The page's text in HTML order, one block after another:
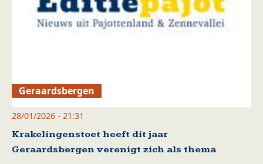
Geraardsbergen
28/01/2026 - 21:31
Krakelingenstoet heeft dit jaar
Geraardsbergen verenigt zich als thema